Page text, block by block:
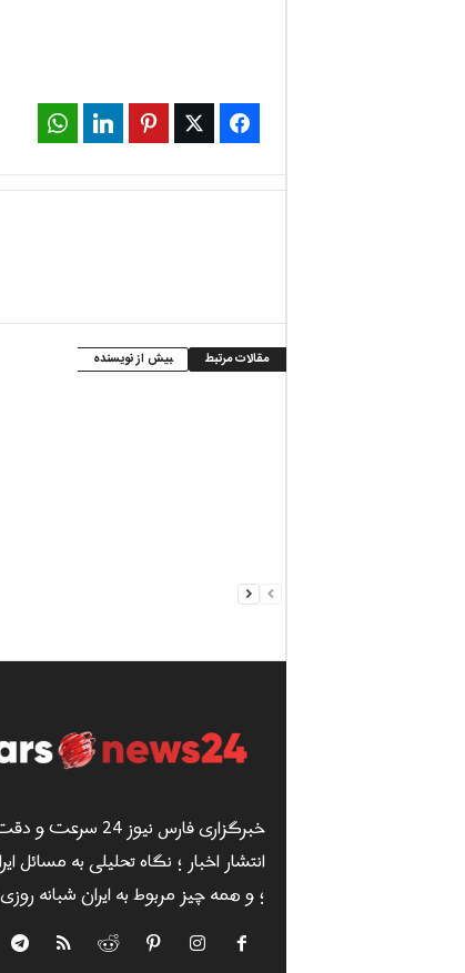
Facebook
Twitter
Pinterest
LinkedIn
مقالات مرتبط بیش از نویسنده
خبرگزاری فارس نیوز 24
انتشار اخبار ؛ نگاه تحلیلی به مسائل
؛ و همه چیز مربوط به ایران شبانه